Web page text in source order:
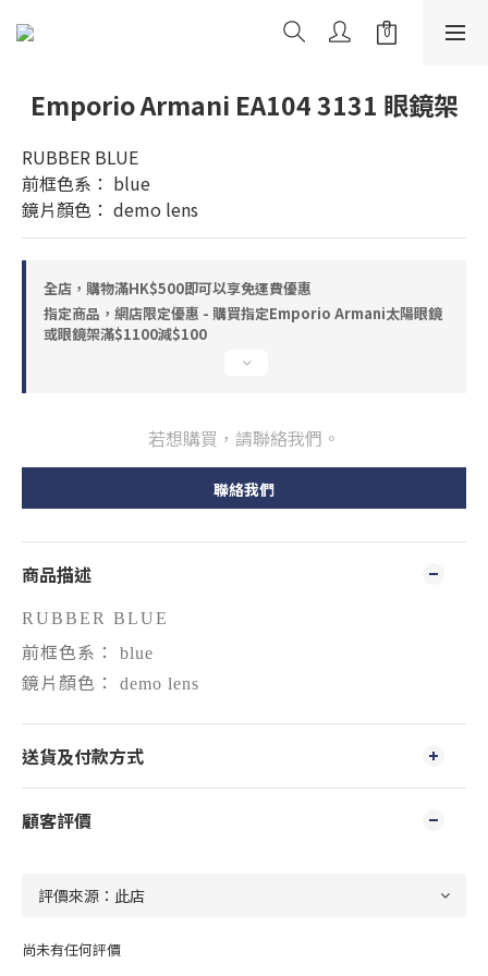
Emporio Armani EA104 3131 眼鏡架
RUBBER BLUE
前框色系： blue
鏡片顏色： demo lens
全店，購物滿HK$500即可以享免運費優惠
指定商品，網店限定優惠 - 購買指定Emporio Armani太陽眼鏡
或眼鏡架滿$1100減$100
若想購買，請聯絡我們。
聯絡我們
商品描述
RUBBER BLUE
前框色系： blue
鏡片顏色： demo lens
送貨及付款方式
顧客評價
尚未有任何評價